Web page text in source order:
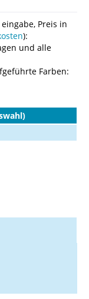
Preis in
):
und alle
Farben: